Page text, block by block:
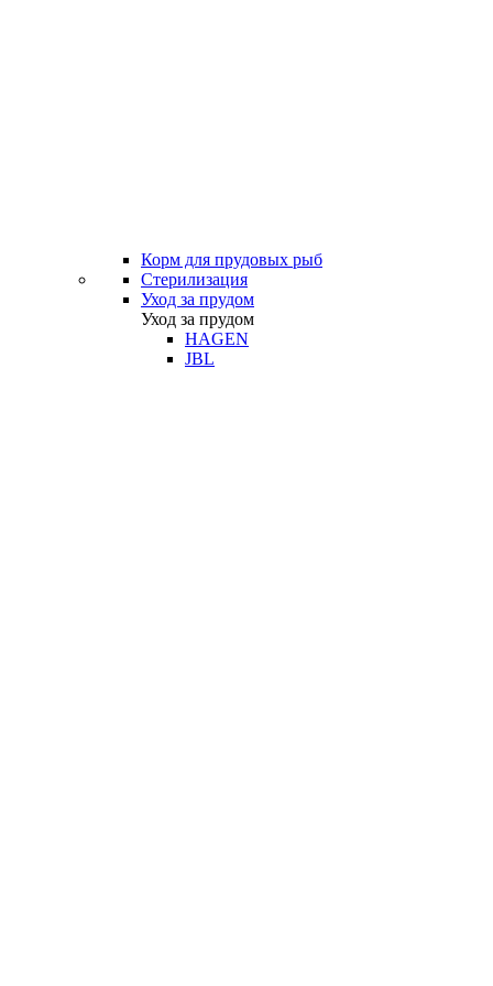
Корм для прудовых рыб
Стерилизация
Уход за прудом
Уход за прудом
HAGEN
JBL